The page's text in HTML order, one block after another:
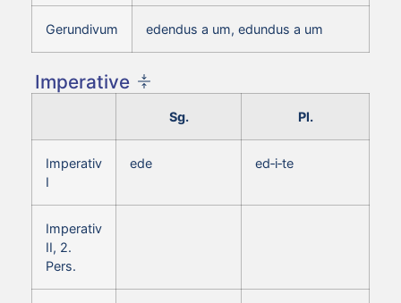
Gerundivum edendus a um, edundus a um
Imperative
Sg. Pl.
Imperativ
I
ede ed‑i‑te
Imperativ
II, 2.
Pers.